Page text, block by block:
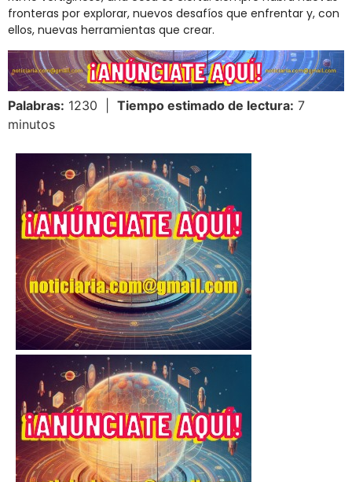
fronteras por explorar, nuevos desafíos que enfrentar y, con
ellos, nuevas herramientas que crear.
Palabras: 1230 | Tiempo estimado de lectura: 7
minutos